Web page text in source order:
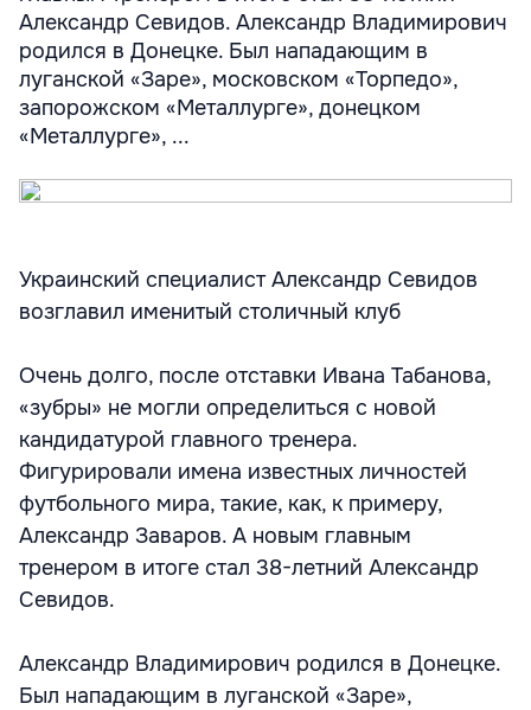
Александр Севидов. Александр Владимирович
родился в Донецке. Был нападающим в
луганской «Заре», московском «Торпедо»,
запорожском «Металлурге», донецком
«Металлурге», ...
Украинский специалист Александр Севидов
возглавил именитый столичный клуб
Очень долго, после отставки Ивана Табанова,
«зубры» не могли определиться с новой
кандидатурой главного тренера.
Фигурировали имена известных личностей
футбольного мира, такие, как, к примеру,
Александр Заваров. А новым главным
тренером в итоге стал 38-летний Александр
Севидов.
Александр Владимирович родился в Донецке.
Был нападающим в луганской «Заре»,